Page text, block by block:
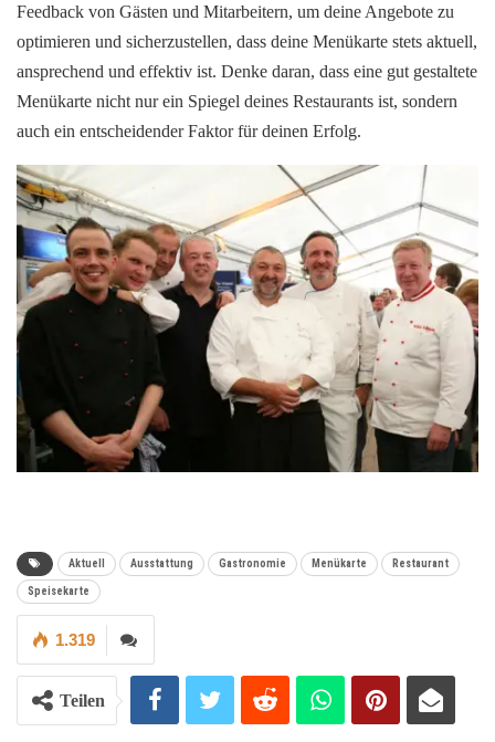
Feedback von Gästen und Mitarbeitern, um deine Angebote zu
optimieren und sicherzustellen, dass deine Menükarte stets aktuell,
ansprechend und effektiv ist. Denke daran, dass eine gut gestaltete
Menükarte nicht nur ein Spiegel deines Restaurants ist, sondern
auch ein entscheidender Faktor für deinen Erfolg.
Aktuell Ausstattung Gastronomie Menükarte Restaurant
Speisekarte
1.319
Teilen